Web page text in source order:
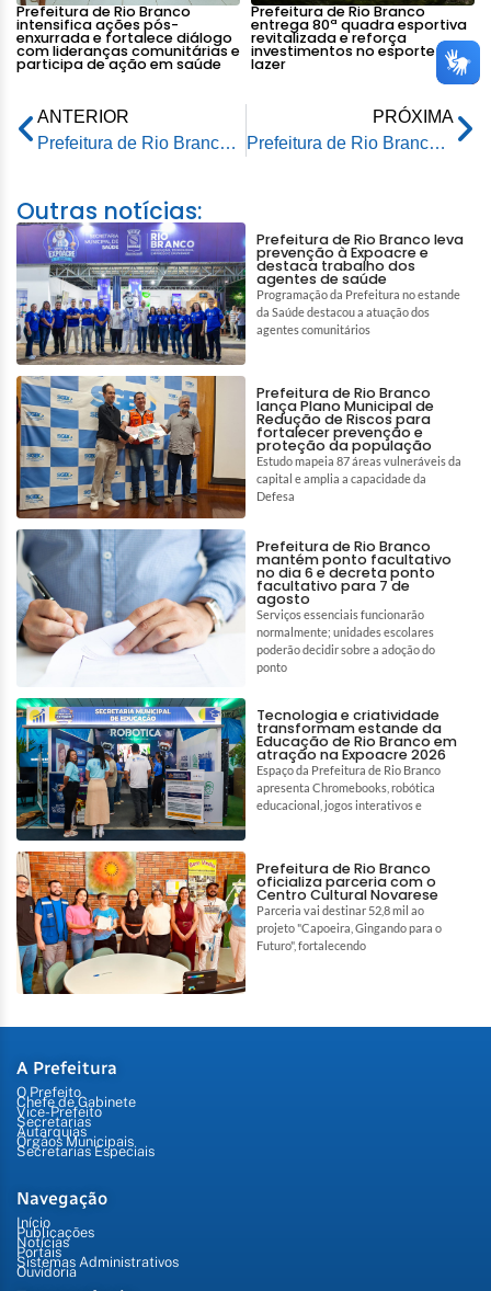
Prefeitura de Rio Branco
intensifica ações pós-
enxurrada e fortalece diálogo
com lideranças comunitárias e
participa de ação em saúde
Prefeitura de Rio Branco
entrega 80ª quadra esportiva
revitalizada e reforça
investimentos no esporte e
lazer
ANTERIOR
Prefeitura de Rio Branco esclarece a vereadores sobre não intervenção em ruas judicializadas
PRÓXIMA
Prefeitura de Rio Branco institui Semana de Conscientização do Autismo
Outras notícias:
Prefeitura de Rio Branco leva
prevenção à Expoacre e
destaca trabalho dos
agentes de saúde
Programação da Prefeitura no estande
da Saúde destacou a atuação dos
agentes comunitários
Prefeitura de Rio Branco
lança Plano Municipal de
Redução de Riscos para
fortalecer prevenção e
proteção da população
Estudo mapeia 87 áreas vulneráveis da
capital e amplia a capacidade da
Defesa
Prefeitura de Rio Branco
mantém ponto facultativo
no dia 6 e decreta ponto
facultativo para 7 de
agosto
Serviços essenciais funcionarão
normalmente; unidades escolares
poderão decidir sobre a adoção do
ponto
Tecnologia e criatividade
transformam estande da
Educação de Rio Branco em
atração na Expoacre 2026
Espaço da Prefeitura de Rio Branco
apresenta Chromebooks, robótica
educacional, jogos interativos e
Prefeitura de Rio Branco
oficializa parceria com o
Centro Cultural Novarese
Parceria vai destinar 52,8 mil ao
projeto "Capoeira, Gingando para o
Futuro", fortalecendo
A Prefeitura
O Prefeito
Chefe de Gabinete
Vice-Prefeito
Secretarias
Autarquias
Órgãos Municipais
Secretarias Especiais
Navegação
Início
Publicações
Notícias
Portais
Sistemas Administrativos
Ouvidoria